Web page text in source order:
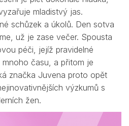
mladistvý jas.
schůzek a úkolů. Den sotva
už je zase večer. Spousta
péči, jejíž pravidelné
času, a přitom je
značka Juvena proto opět
výzkumů s
žen.